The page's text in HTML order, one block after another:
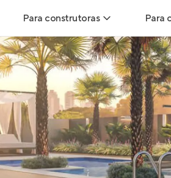
Para construtoras
Geração de Leads
Geração de Visitas
Geração de Vendas
Maiores Construtoras
Para